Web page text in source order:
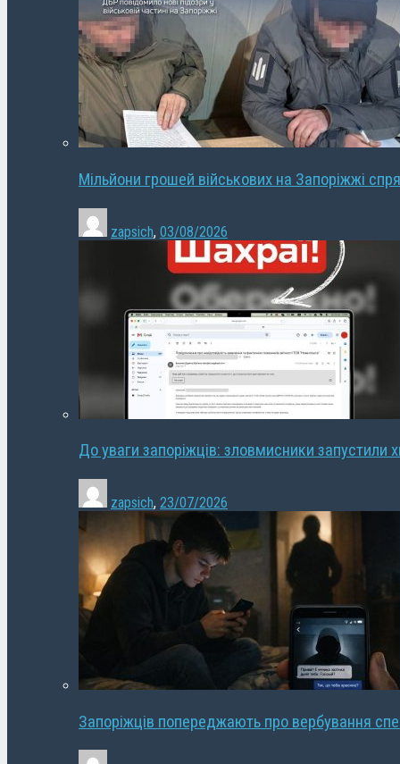
Мільйони грошей військових на Запоріжжі
zapsich, 03/08/2026
До уваги запоріжців: зловмисники запустили
zapsich, 23/07/2026
Запоріжців попереджають про вербування